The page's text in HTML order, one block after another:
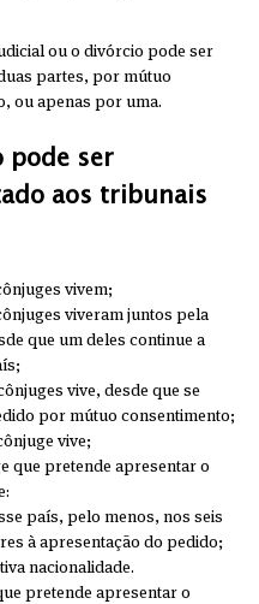
ou o divórcio pode ser
partes, por mútuo
ou apenas por uma.
pode ser
aos tribunais
vivem;
viveram juntos pela
que um deles continue a
vive, desde que se
por mútuo consentimento;
vive;
que pretende apresentar o
país, pelo menos, nos seis
à apresentação do pedido;
nacionalidade.
pretende apresentar o